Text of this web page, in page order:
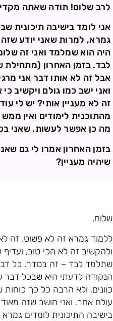
לרב שלום! תודה שאתה
אני לומד בישיבה
גמרא, למרות שאני יודע
היה הוא שמלמד ואני זה
לבד. בזמן האחרון (מתחילת
אבל זה לא אותו דבר אני
ואני ישב כמו גולם
זה לא מעניין אותי? יש לי
מהתוכנית לימודים ואין
מה כן אפשר לעשות, שאני
בזמן האחרון אמרו לי גם
שיהיה מעניין?
שלום,
ללמוד גמרא זה לא פשוט. זה
ולהקשיב זה לא הכי טוב,
שתלמד לבד – זה בסדר. כל
הנקודה לדעתי היא שבכל דבר
כוונים, ולא הרבה כל כך
עולם אחר. ואני חושב שזה
בישיבה התיכונית לומדים